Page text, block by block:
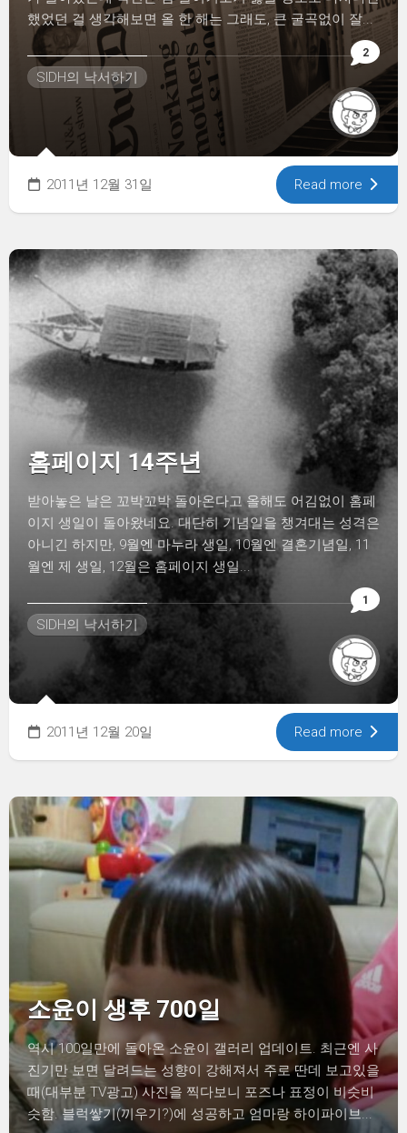
2
했었던 걸 생각해보면 올 한 해는 그래도, 큰 굴곡없이 잘...
SIDH의 낙서하기
2011년 12월 31일 Read more
1
홈페이지 14주년
받아놓은 날은 꼬박꼬박 돌아온다고 올해도 어김없이 홈페
이지 생일이 돌아왔네요. 대단히 기념일을 챙겨대는 성격은
아니긴 하지만, 9월엔 마누라 생일, 10월엔 결혼기념일, 11
월엔 제 생일, 12월은 홈페이지 생일...
SIDH의 낙서하기
2011년 12월 20일 Read more
소윤이 생후 700일
역시 100일만에 돌아온 소윤이 갤러리 업데이트. 최근엔 사
진기만 보면 달려드는 성향이 강해져서 주로 딴데 보고있을
때(대부분 TV광고) 사진을 찍다보니 포즈나 표정이 비슷비
슷함. 블럭쌓기(끼우기?)에 성공하고 엄마랑 하이파이브...